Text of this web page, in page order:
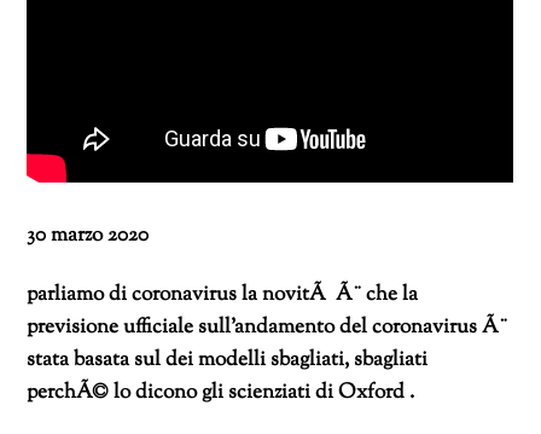
30 marzo 2020
parliamo di coronavirus la novitÃ Ã¨ che la
previsione ufficiale sull’andamento del coronavirus Ã¨
stata basata sul dei modelli sbagliati, sbagliati
perchÃ© lo dicono gli scienziati di Oxford .